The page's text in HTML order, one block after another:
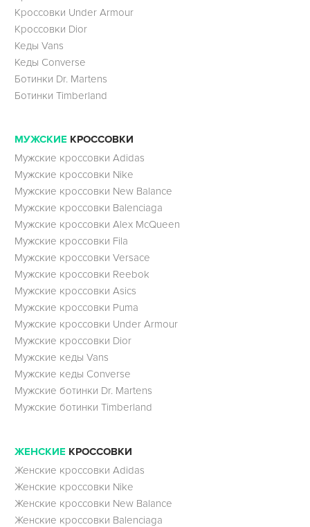
Кроссовки Under Armour
Кроссовки Dior
Кеды Vans
Кеды Converse
Ботинки Dr. Martens
Ботинки Timberland
МУЖСКИЕ КРОССОВКИ
Мужские кроссовки Adidas
Мужские кроссовки Nike
Мужские кроссовки New Balance
Мужские кроссовки Balenciaga
Мужские кроссовки Alex McQueen
Мужские кроссовки Fila
Мужские кроссовки Versace
Мужские кроссовки Reebok
Мужские кроссовки Asics
Мужские кроссовки Puma
Мужские кроссовки Under Armour
Мужские кроссовки Dior
Мужские кеды Vans
Мужские кеды Converse
Мужские ботинки Dr. Martens
Мужские ботинки Timberland
ЖЕНСКИЕ КРОССОВКИ
Женские кроссовки Adidas
Женские кроссовки Nike
Женские кроссовки New Balance
Женские кроссовки Balenciaga